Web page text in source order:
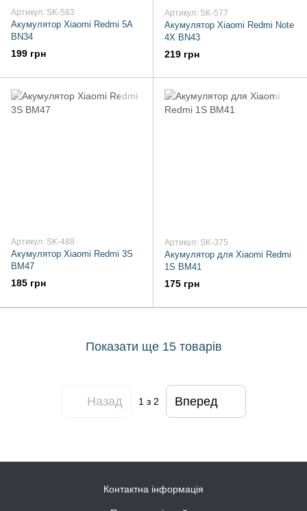
Артикул: SK-583
Акумулятор Xiaomi Redmi 5A
BN34
199 грн
Артикул: SK-577
Акумулятор Xiaomi Redmi Note
4X BN43
219 грн
Артикул: SK-488
Акумулятор Xiaomi Redmi 3S
BM47
185 грн
Артикул: SK-375
Акумулятор для Xiaomi Redmi
1S BM41
175 грн
Показати ще 15 товарів
Назад 1з 2 Вперед
Контактна інформація